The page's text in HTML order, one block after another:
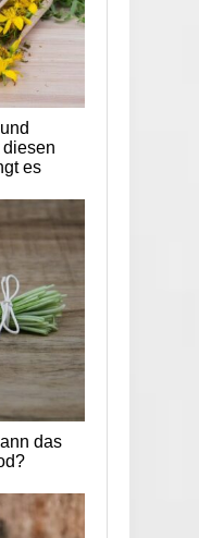
diesen
es
das